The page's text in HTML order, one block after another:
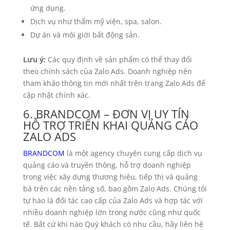
ứng dụng.
Dịch vụ như thẩm mỹ viện, spa, salon.
Dự án và môi giới bất động sản.
Lưu ý: Các quy định về sản phẩm có thể thay đổi
theo chính sách của Zalo Ads. Doanh nghiệp nên
tham khảo thông tin mới nhất trên trang Zalo Ads để
cập nhật chính xác.
6. BRANDCOM – ĐƠN VỊ UY TÍN
HỖ TRỢ TRIỂN KHAI QUẢNG CÁO
ZALO ADS
BRANDCOM là một agency chuyên cung cấp dịch vụ
quảng cáo và truyền thông, hỗ trợ doanh nghiệp
trong việc xây dựng thương hiệu, tiếp thị và quảng
bá trên các nền tảng số, bao gồm Zalo Ads. Chúng tôi
tự hào là đối tác cao cấp của Zalo Ads và hợp tác với
nhiều doanh nghiệp lớn trong nước cũng như quốc
tế. Bất cứ khi nào Quý khách có nhu cầu, hãy liên hệ